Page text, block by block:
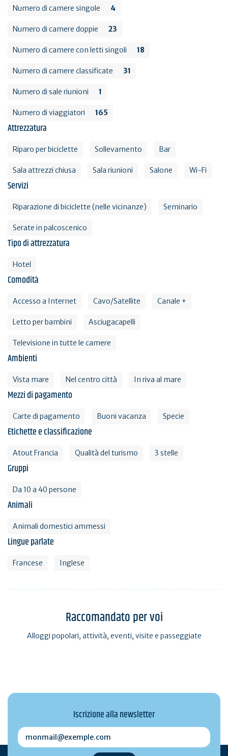
Numero di camere singole 4
Numero di camere doppie 23
Numero di camere con letti singoli 18
Numero di camere classificate 31
Numero di sale riunioni 1
Numero di viaggiatori 165
Attrezzatura
Riparo per biciclette Sollevamento Bar
Sala attrezzi chiusa Sala riunioni Salone Wi-Fi
Servizi
Riparazione di biciclette (nelle vicinanze) Seminario
Serate in palcoscenico
Tipo di attrezzatura
Hotel
Comodità
Accesso a Internet Cavo/Satellite Canale +
Letto per bambini Asciugacapelli
Televisione in tutte le camere
Ambienti
Vista mare Nel centro città In riva al mare
Mezzi di pagamento
Carte di pagamento Buoni vacanza Specie
Etichette e classificazione
Atout Francia Qualità del turismo 3 stelle
Gruppi
Da 10 a 40 persone
Animali
Animali domestici ammessi
Lingue parlate
Francese Inglese
Raccomandato per voi
Alloggi popolari, attività, eventi, visite e passeggiate
Iscrizione alla newsletter
monmail@exemple.com